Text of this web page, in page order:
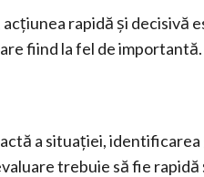
rapidă și decisivă
fiind la fel de importantă.
a situației,
trebuie să fie